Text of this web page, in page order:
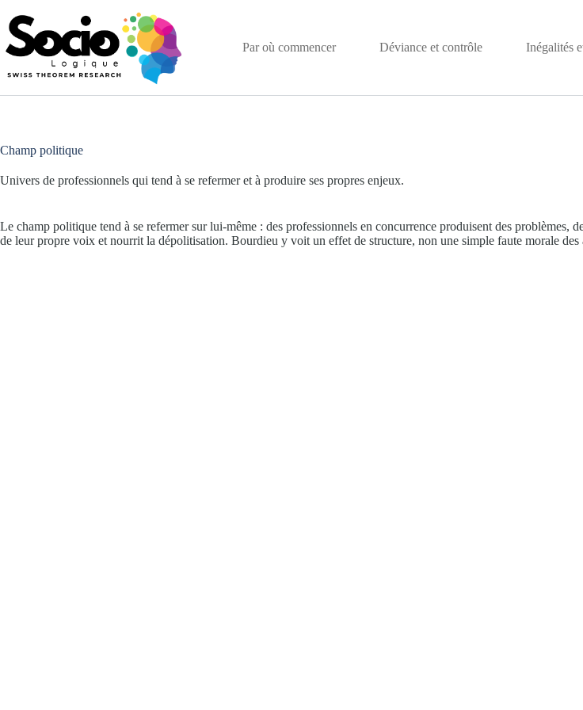
au
contenu
Par où commencer
Déviance et contrôle Inégalités
Champ politique
Univers de professionnels qui tend à se refermer et à produire ses propres enjeux.
Le champ politique tend à se refermer sur lui-même : des professionnels en concurrence produisent des problèmes,
de leur propre voix et nourrit la dépolitisation. Bourdieu y voit un effet de structure, non une simple faute morale des